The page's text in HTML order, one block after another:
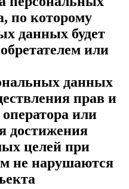
по которому
данных будет
или
данных
прав и
или
достижения
целей при
не нарушаются